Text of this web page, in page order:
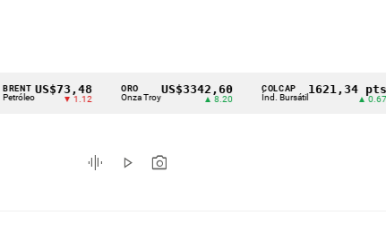
Cintillo
indicadores
económicos
▼ 1.12
ORO
Onza Troy
US$3342,60
▲ 8.20
COLCAP
Índ. Bursátil
1621,34 pts
graphic_eq play_arrow photo_camera